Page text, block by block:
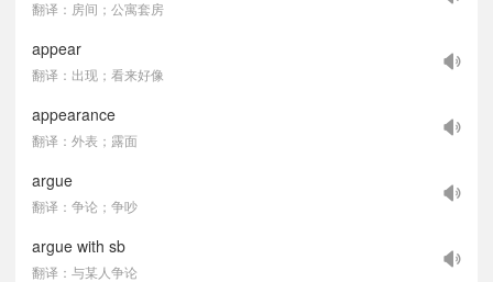
翻译：房间；公寓套房
appear
翻译：出现；看来好像
appearance
翻译：外表；露面
argue
翻译：争论；争吵
argue with sb
翻译：与某人争论